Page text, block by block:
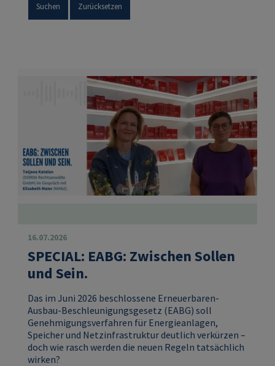
Suchen Zurücksetzen
16.07.2026
SPECIAL: EABG: Zwischen Sollen
und Sein.
Das im Juni 2026 beschlossene Erneuerbaren-
Ausbau-Beschleunigungsgesetz (EABG) soll
Genehmigungsverfahren für Energieanlagen,
Speicher und Netzinfrastruktur deutlich verkürzen –
doch wie rasch werden die neuen Regeln tatsächlich
wirken?